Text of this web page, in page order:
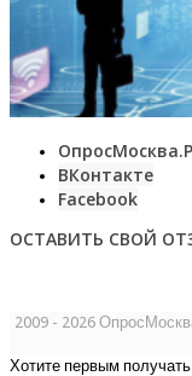
ВКонтакте
Facebook
ОСТАВИТЬ СВОЙ
2009 - 2026
Хотите первым